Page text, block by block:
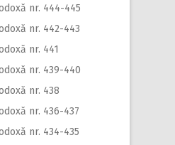
nr. 444-445
nr. 442-443
nr. 441
nr. 439-440
nr. 438
nr. 436-437
nr. 434-435